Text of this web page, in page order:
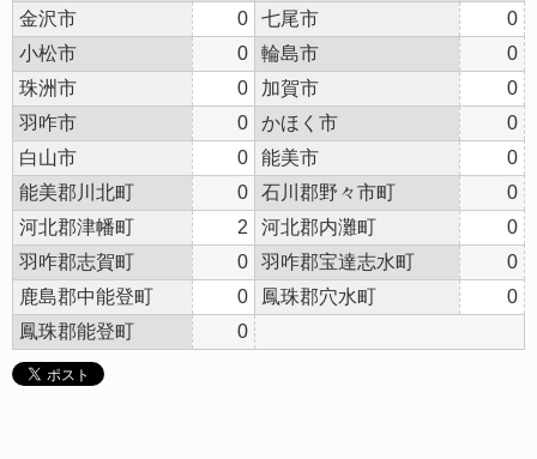
金沢市
0 七尾市
0
小松市
0 輪島市
0
珠洲市
0 加賀市
0
羽咋市
0 かほく市
0
白山市
0 能美市
0
能美郡川北町
0 石川郡野々市町
0
河北郡津幡町
2 河北郡内灘町
0
羽咋郡志賀町
0 羽咋郡宝達志水町
0
鹿島郡中能登町
0 鳳珠郡穴水町
0
鳳珠郡能登町
0